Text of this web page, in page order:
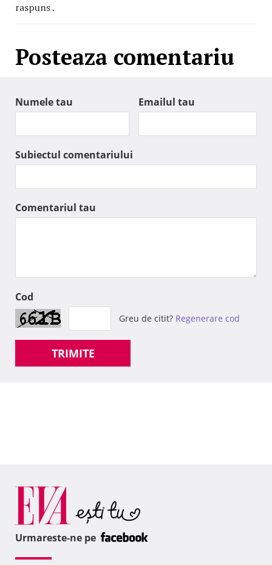
raspuns .
Posteaza comentariu
Numele tau Emailul tau
Subiectul comentariului
Comentariul tau
Cod
Greu de citit? Regenerare cod
TRIMITE
Urmareste-ne pe